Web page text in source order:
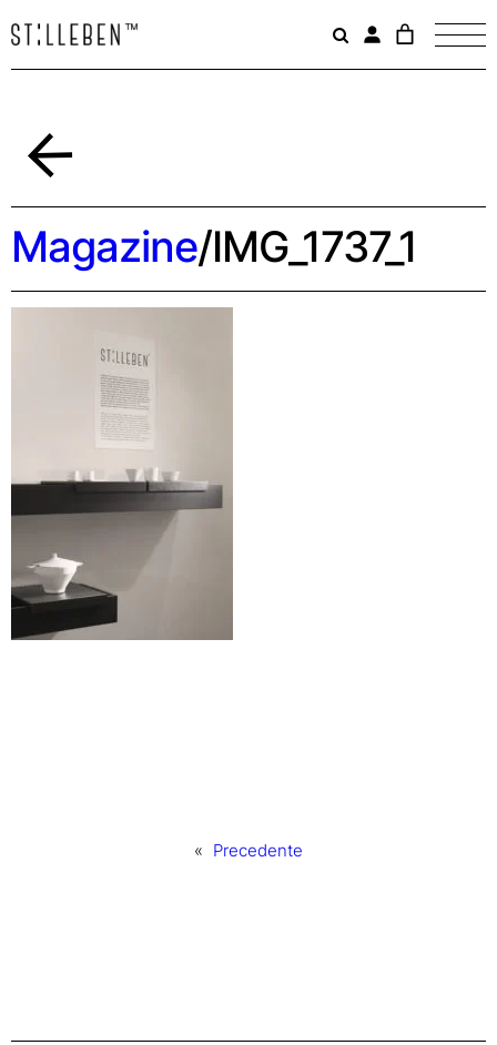
Il
è
Magazine/IMG_1737_1
« Precedente